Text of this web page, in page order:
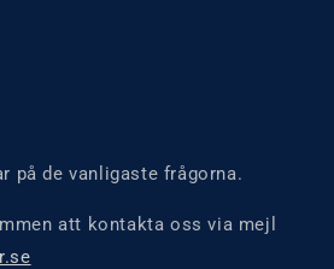
på de vanligaste frågorna.
att kontakta oss via mejl